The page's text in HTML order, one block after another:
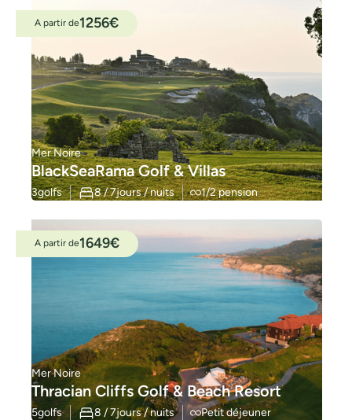
Mer Noire
BlackSeaRama Golf & Villas
3golfs 8 / 7jours / nuits 1/2 pension
A partir de1256€
Mer Noire
Thracian Cliffs Golf & Beach Resort
5golfs 8 / 7jours / nuits Petit déjeuner
A partir de1649€